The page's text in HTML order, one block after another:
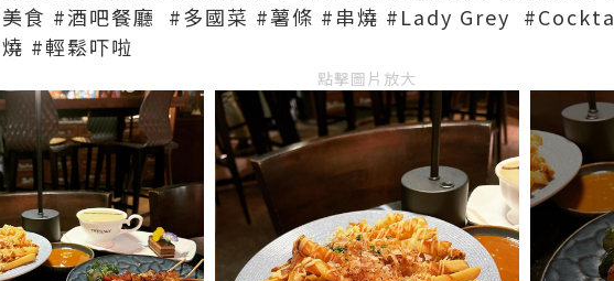
美食 #酒吧餐廳 #多國菜 #薯條 #串燒 #Lady Grey
#輕鬆吓啦
點擊圖片放大